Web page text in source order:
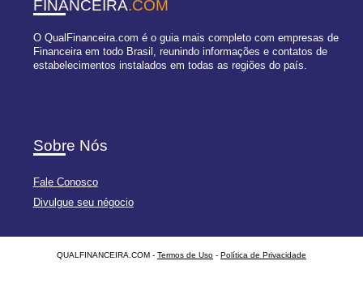
FINANCEIRA.COM
O QualFinanceira.com é o guia mais completo com empresas de
Financeira em todo Brasil, reunindo informações e contatos de
estabelecimentos instalados em todas as regiões do país.
Sobre Nós
Fale Conosco
Divulgue seu négocio
QUALFINANCEIRA.COM - Termos de Uso - Política de Privacidade